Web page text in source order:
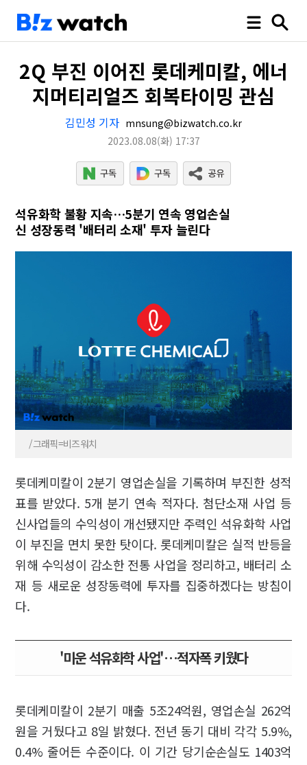
2Q 부진 이어진 롯데케미칼, 에너
지머티리얼즈 회복타이밍 관심
김민성 기자 mnsung@bizwatch.co.kr
2023.08.08(화) 17:37
석유화학 불황 지속…5분기 연속 영업손실
신 성장동력 '배터리 소재' 투자 늘린다
/그래픽=비즈워치
롯데케미칼이 2분기 영업손실을 기록하며 부진한 성적
표를 받았다. 5개 분기 연속 적자다. 첨단소재 사업 등
신사업들의 수익성이 개선됐지만 주력인 석유화학 사업
이 부진을 면치 못한 탓이다. 롯데케미칼은 실적 반등을
위해 수익성이 감소한 전통 사업을 정리하고, 배터리 소
재 등 새로운 성장동력에 투자를 집중하겠다는 방침이
다.
'미운 석유화학 사업'…적자폭 키웠다
롯데케미칼이 2분기 매출 5조24억원, 영업손실 262억
원을 거뒀다고 8일 밝혔다. 전년 동기 대비 각각 5.9%,
0.4% 줄어든 수준이다. 이 기간 당기순손실도 1403억